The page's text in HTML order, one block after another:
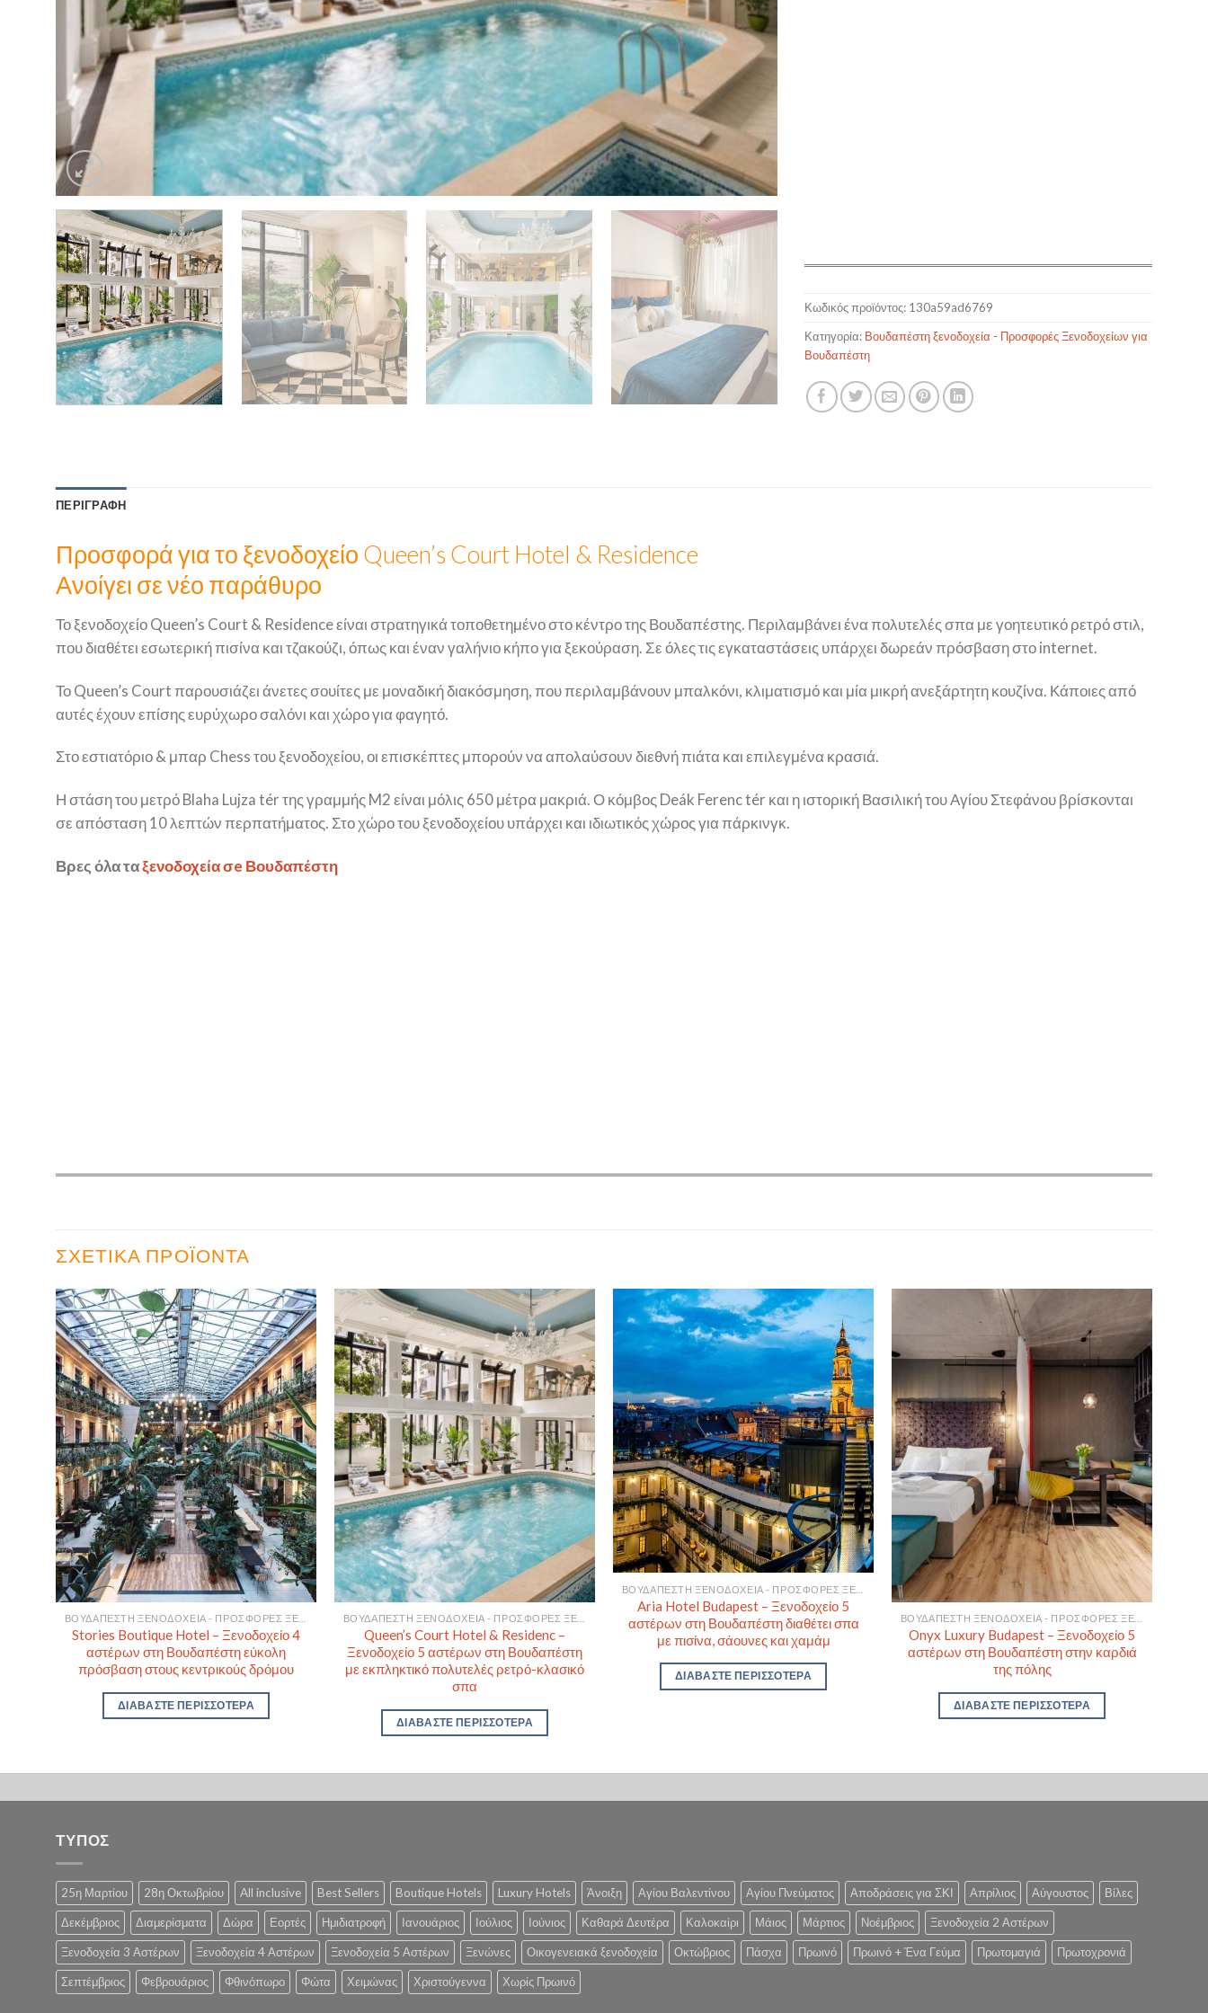
Κωδικός προϊόντος: 130a59ad6769
Κατηγορία: Βουδαπέστη ξενοδοχεία - Προσφορές Ξενοδοχείων για
Βουδαπέστη
ΠΕΡΙΓΡΑΦΉ
Προσφορά για το ξενοδοχείο Queen’s Court Hotel & Residence
Ανοίγει σε νέο παράθυρο
Το ξενοδοχείο Queen’s Court & Residence είναι στρατηγικά τοποθετημένο στο κέντρο της Βουδαπέστης. Περιλαμβάνει ένα πολυτελές σπα με γοητευτικό ρετρό στιλ,
που διαθέτει εσωτερική πισίνα και τζακούζι, όπως και έναν γαλήνιο κήπο για ξεκούραση. Σε όλες τις εγκαταστάσεις υπάρχει δωρεάν πρόσβαση στο internet.
Το Queen’s Court παρουσιάζει άνετες σουίτες με μοναδική διακόσμηση, που περιλαμβάνουν μπαλκόνι, κλιματισμό και μία μικρή ανεξάρτητη κουζίνα. Κάποιες από
αυτές έχουν επίσης ευρύχωρο σαλόνι και χώρο για φαγητό.
Στο εστιατόριο & μπαρ Chess του ξενοδοχείου, οι επισκέπτες μπορούν να απολαύσουν διεθνή πιάτα και επιλεγμένα κρασιά.
Η στάση του μετρό Blaha Lujza tér της γραμμής M2 είναι μόλις 650 μέτρα μακριά. Ο κόμβος Deák Ferenc tér και η ιστορική Βασιλική του Αγίου Στεφάνου βρίσκονται
σε απόσταση 10 λεπτών περπατήματος. Στο χώρο του ξενοδοχείου υπάρχει και ιδιωτικός χώρος για πάρκινγκ.
Βρες όλα ταξενοδοχεία σe Βουδαπέστη
ΣΧΕΤΙΚΆ ΠΡΟΪΌΝΤΑ
Stories Boutique Hotel – Ξενοδοχείο 4
αστέρων στη Βουδαπέστη εύκολη
πρόσβαση στους κεντρικούς δρόμου
ΔΙΑΒΆΣΤΕ ΠΕΡΙΣΣΌΤΕΡΑ
Queen’s Court Hotel & Residenc –
Ξενοδοχείο 5 αστέρων στη Βουδαπέστη
με εκπληκτικό πολυτελές ρετρό-κλασικό
σπα
ΔΙΑΒΆΣΤΕ ΠΕΡΙΣΣΌΤΕΡΑ
Aria Hotel Budapest – Ξενοδοχείο 5
αστέρων στη Βουδαπέστη διαθέτει σπα
με πισίνα, σάουνες και χαμάμ
ΔΙΑΒΆΣΤΕ ΠΕΡΙΣΣΌΤΕΡΑ
Onyx Luxury Budapest – Ξενοδοχείο 5
αστέρων στη Βουδαπέστη στην καρδιά
της πόλης
ΔΙΑΒΆΣΤΕ ΠΕΡΙΣΣΌΤΕΡΑ
ΤΥΠΟΣ
25η Μαρτίου 28η Οκτωβρίου All inclusive Best Sellers Boutique Hotels Luxury Hotels Άνοιξη Αγίου Βαλεντίνου Αγίου Πνεύματος Αποδράσεις για ΣΚΙ Απρίλιος Αύγουστος Βίλες
Δεκέμβριος Διαμερίσματα Δώρα Εορτές Ημιδιατροφή Ιανουάριος Ιούλιος Ιούνιος Καθαρά Δευτέρα Καλοκαίρι Μάιος Μάρτιος Νοέμβριος Ξενοδοχεία 2 Αστέρων
Ξενοδοχεία 3 Αστέρων Ξενοδοχεία 4 Αστέρων Ξενοδοχεία 5 Αστέρων Ξενώνες Οικογενειακά ξενοδοχεία Οκτώβριος Πάσχα Πρωινό Πρωινό + Ένα Γεύμα Πρωτομαγιά Πρωτοχρονιά
Σεπτέμβριος Φεβρουάριος Φθινόπωρο Φώτα Χειμώνας Χριστούγεννα Χωρίς Πρωινό